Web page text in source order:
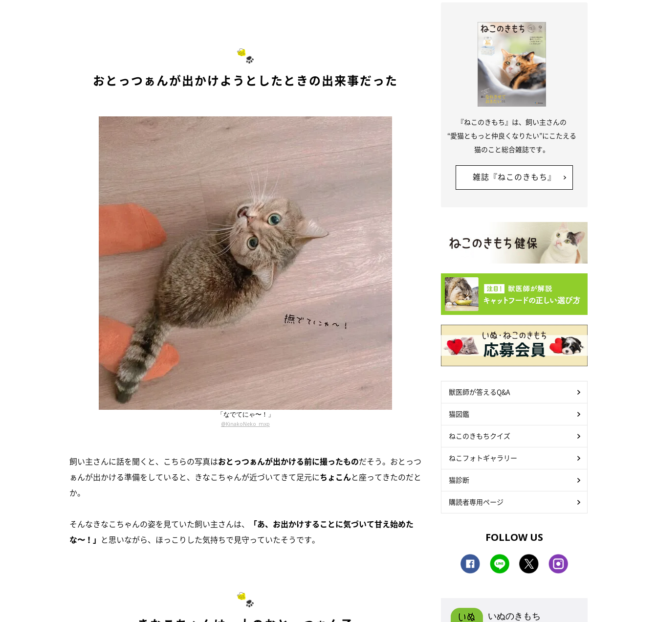
おとっつぁんが出かけようとしたときの出来事だった
「なでてにゃ〜！」
@KinakoNeko_mxp
飼い主さんに話を聞くと、こちらの写真はおとっつぁんが出かける前に撮ったものだそう。おとっつ
ぁんが出かける準備をしていると、きなこちゃんが近づいてきて足元にちょこんと座ってきたのだと
か。
そんなきなこちゃんの姿を見ていた飼い主さんは、
「あ、お出かけすることに気づいて甘え始めた
な〜！」 と思いながら、ほっこりした気持ちで見守っていたそうです。
『ねこのきもち』は、飼い主さんの
“愛猫ともっと仲良くなりたい”にこたえる
猫のこと総合雑誌です。
雑誌『ねこのきもち』
獣医師が答えるQ&A
猫図鑑
ねこのきもちクイズ
ねこフォトギャラリー
猫診断
購読者専用ページ
FOLLOW US
いぬのきもち